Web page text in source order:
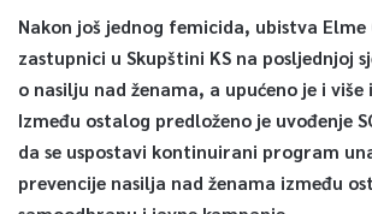
Nakon još jednog femicida, ubistva Elme
zastupnici u Skupštini KS na posljednjoj
o nasilju nad ženama, a upućeno je i
Između ostalog predloženo je uvođenje
da se uspostavi kontinuirani program
prevencije nasilja nad ženama između